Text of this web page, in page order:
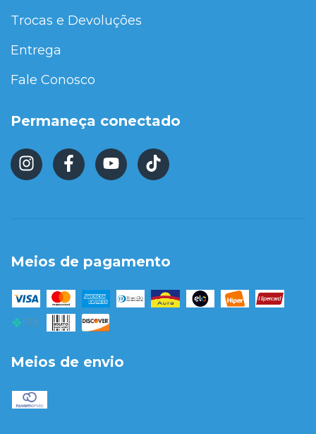
Trocas e Devoluções
Entrega
Fale Conosco
Permaneça conectado
Meios de pagamento
Meios de envio